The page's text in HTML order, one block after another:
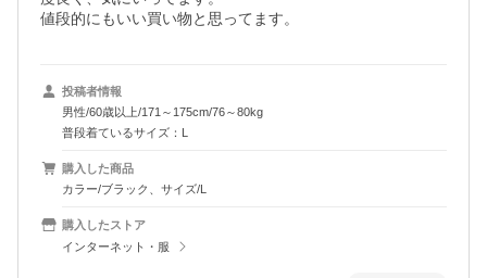
値段的にもいい買い物と思ってます。
投稿者情報
男性/60歳以上/171～175cm/76～80kg
普段着ているサイズ：L
購入した商品
カラー/ブラック、サイズ/L
購入したストア
インターネット・服